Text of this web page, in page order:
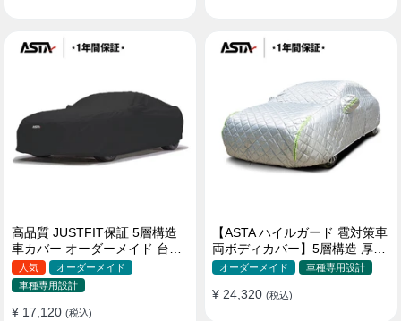
高品質 JUSTFIT保証 5層構造
車カバー オーダーメイド 台風
対策 裏起毛 防水 耐久性 傷保護
人気
オーダーメイド
車種専用設計
¥ 17,120 (税込)
【ASTA ハイルガード 雹対策車
両ボディカバー】5層構造 厚手
オーダーメイド 凍結防止 防雪
ィカバー
オーダーメイド 車種専用設計
¥ 24,320 (税込)